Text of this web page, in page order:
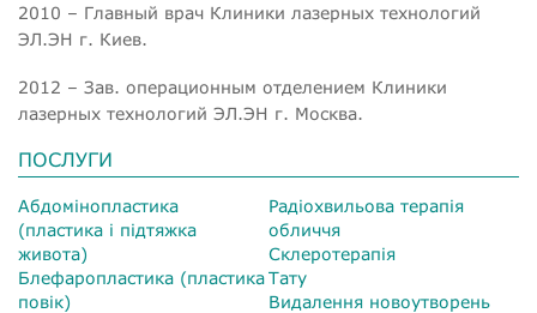
2010 – Главный врач Клиники лазерных технологий
ЭЛ.ЭН г. Киев.
2012 – Зав. операционным отделением Клиники
лазерных технологий ЭЛ.ЭН г. Москва.
ПОСЛУГИ
Абдомінопластика
(пластика і підтяжка
живота)
Блефаропластика (пластика
повік)
Радіохвильова терапія
обличчя
Склеротерапія
Тату
Видалення новоутворень